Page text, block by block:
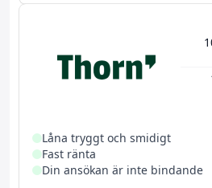
Låna tryggt och smidigt
Fast ränta
Din ansökan är inte bindande